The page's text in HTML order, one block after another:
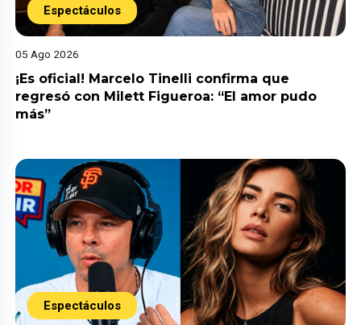
Espectáculos
05 Ago 2026
¡Es oficial! Marcelo Tinelli confirma que
regresó con Milett Figueroa: “El amor pudo
más”
Espectáculos